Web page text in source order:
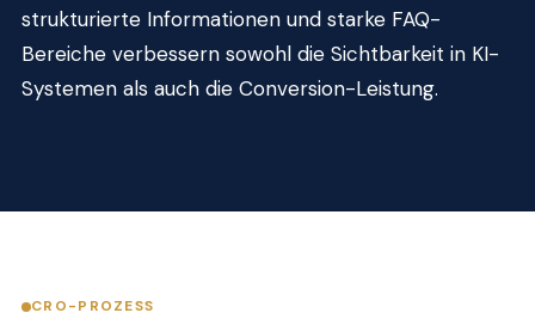
strukturierte Informationen und starke FAQ-
Bereiche verbessern sowohl die Sichtbarkeit in KI-
Systemen als auch die Conversion-Leistung.
CRO-PROZESS